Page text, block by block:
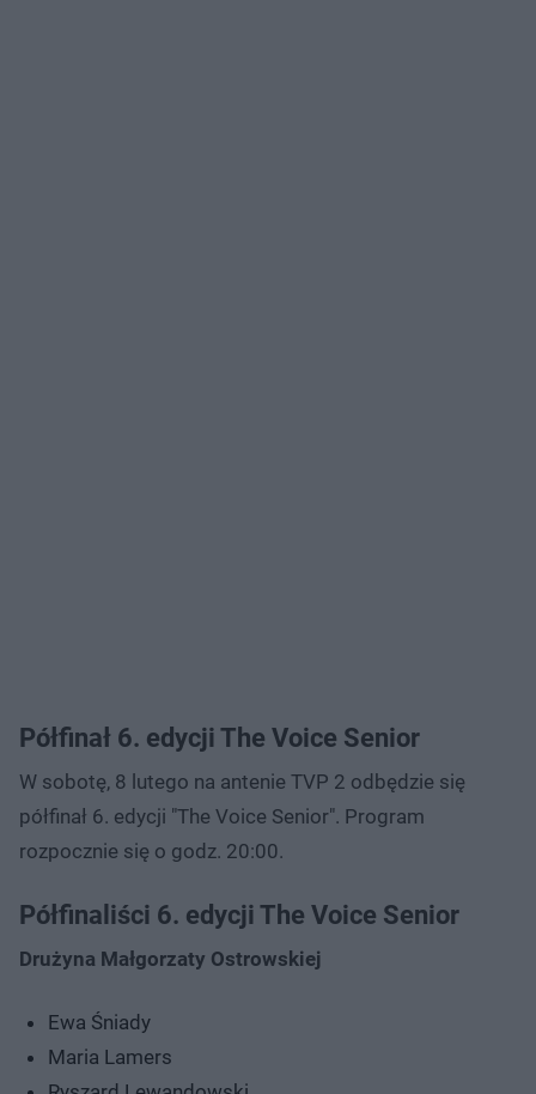
Półfinał 6. edycji The Voice Senior
W sobotę, 8 lutego na antenie TVP 2 odbędzie się
półfinał 6. edycji "The Voice Senior". Program
rozpocznie się o godz. 20:00.
Półfinaliści 6. edycji The Voice Senior
Drużyna Małgorzaty Ostrowskiej
Ewa Śniady
Maria Lamers